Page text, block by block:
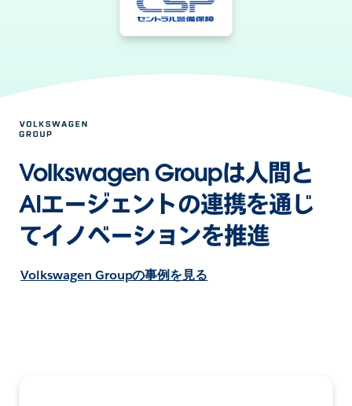
Volkswagen Groupは人間と
AIエージェントの連携を通じ
てイノベーションを推進
Volkswagen Groupの事例を見る